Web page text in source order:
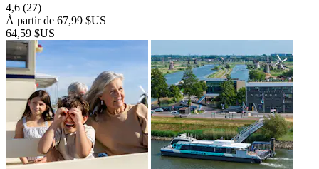
4,6 (27)
À partir de 67,99 $US
64,59 $US